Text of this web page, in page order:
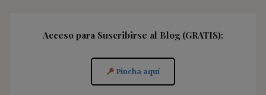
Acceso para Suscribirse al Blog (GRATIS):
Pincha aquí